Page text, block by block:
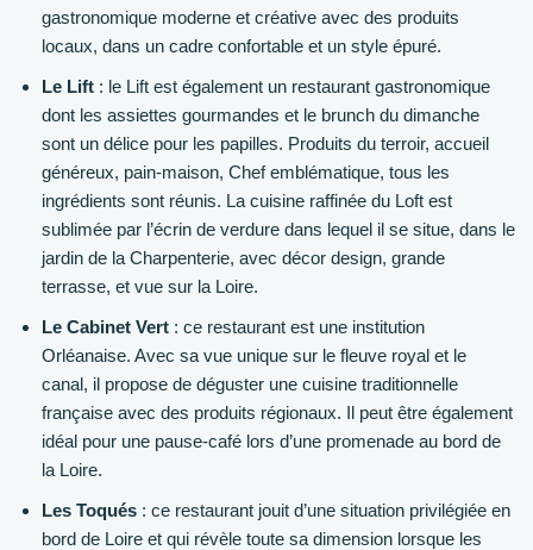
gastronomique moderne et créative avec des produits
locaux, dans un cadre confortable et un style épuré.
Le Lift : le Lift est également un restaurant gastronomique
dont les assiettes gourmandes et le brunch du dimanche
sont un délice pour les papilles. Produits du terroir, accueil
généreux, pain-maison, Chef emblématique, tous les
ingrédients sont réunis. La cuisine raffinée du Loft est
sublimée par l’écrin de verdure dans lequel il se situe, dans le
jardin de la Charpenterie, avec décor design, grande
terrasse, et vue sur la Loire.
Le Cabinet Vert : ce restaurant est une institution
Orléanaise. Avec sa vue unique sur le fleuve royal et le
canal, il propose de déguster une cuisine traditionnelle
française avec des produits régionaux. Il peut être également
idéal pour une pause-café lors d’une promenade au bord de
la Loire.
Les Toqués : ce restaurant jouit d’une situation privilégiée en
bord de Loire et qui révèle toute sa dimension lorsque les